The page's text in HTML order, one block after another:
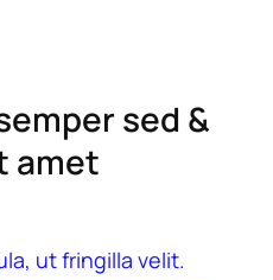
sed &
amet
ut fringilla velit.